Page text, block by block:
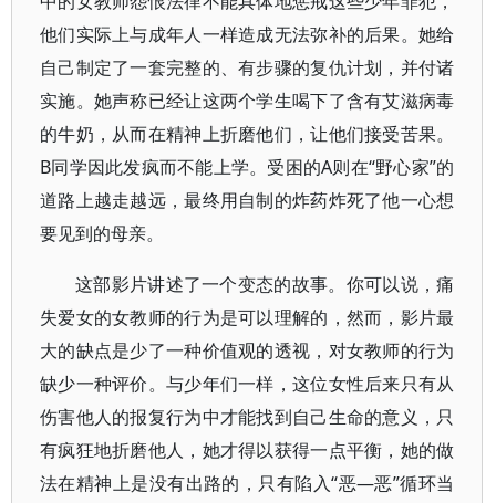
他们实际上与成年人一样造成无法弥补的后果。她给
自己制定了一套完整的、有步骤的复仇计划，并付诸
实施。她声称已经让这两个学生喝下了含有艾滋病毒
的牛奶，从而在精神上折磨他们，让他们接受苦果。
B同学因此发疯而不能上学。受困的A则在“野心家”的
道路上越走越远，最终用自制的炸药炸死了他一心想
要见到的母亲。
这部影片讲述了一个变态的故事。你可以说，痛
失爱女的女教师的行为是可以理解的，然而，影片最
大的缺点是少了一种价值观的透视，对女教师的行为
缺少一种评价。与少年们一样，这位女性后来只有从
伤害他人的报复行为中才能找到自己生命的意义，只
有疯狂地折磨他人，她才得以获得一点平衡，她的做
法在精神上是没有出路的，只有陷入“恶—恶”循环当